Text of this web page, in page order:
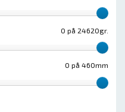
0 på 24620gr.
0 på 460mm